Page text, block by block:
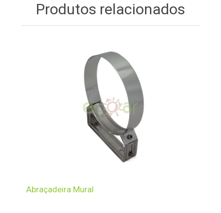
Produtos relacionados
Abraçadeira Mural